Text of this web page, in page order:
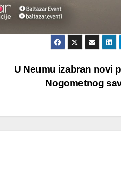
U Neumu izabran novi
Nogometnog